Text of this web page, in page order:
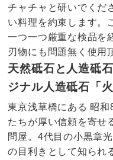
チャチャと研いでくだ
い料理を約束します
一つ一つ厳重な検品を
刃物にも問題無く使用
天然砥石と人造砥
ジナル人造砥石「
東京浅草橋にある 昭
たちが厚い信頼を寄せ
問屋。4代目の小黒章
の目利きとして知られ